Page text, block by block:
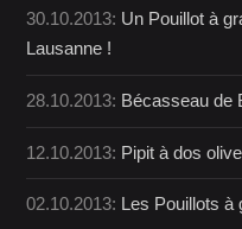
30.10.2013: Un Pouillot à
Lausanne !
28.10.2013: Bécasseau de
12.10.2013: Pipit à dos olive
02.10.2013: Les Pouillots